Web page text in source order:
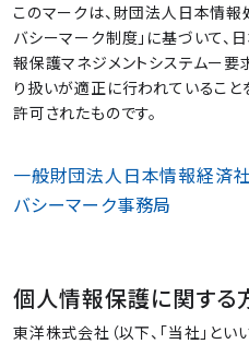
このマークは、財団法人日本情
バシーマーク制度」に基づいて、
報保護マネジメントシステムー要
り扱いが適正に行われていること
許可されたものです。
一般財団法人日本情報経済
バシーマーク事務局
個人情報保護に関する
東洋株式会社（以下、「当社」とい